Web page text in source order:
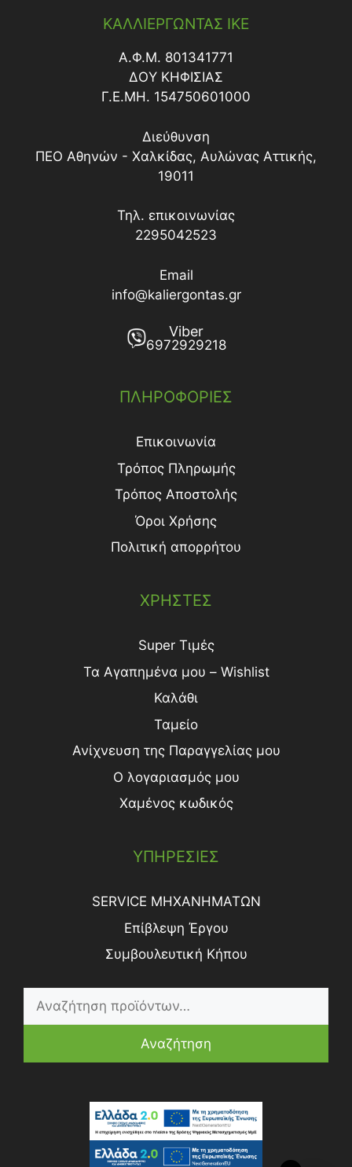
ΚΑΛΛΙΕΡΓΩΝΤΑΣ ΙΚΕ
Α.Φ.Μ. 801341771
ΔΟY ΚΗΦΙΣΙΑΣ
Γ.Ε.ΜΗ. 154750601000
Διεύθυνση
ΠΕΟ Αθηνών - Χαλκίδας, Αυλώνας Αττικής,
19011
Τηλ. επικοινωνίας
2295042523
Email
info@kaliergontas.gr
Viber
6972929218
ΠΛΗΡΟΦΟΡΙΕΣ
Επικοινωνία
Τρόπος Πληρωμής
Τρόπος Aποστολής
Όροι Χρήσης
Πολιτική απορρήτου
ΧΡΗΣΤΕΣ
Super Τιμές
Τα Αγαπημένα μου – Wishlist
Καλάθι
Ταμείο
Ανίχνευση της Παραγγελίας μου
Ο λογαριασμός μου
Χαμένος κωδικός
ΥΠΗΡΕΣΙΕΣ
SERVICE ΜΗΧΑΝΗΜΑΤΩΝ
Επίβλεψη Έργου
Συμβουλευτική Κήπου
Αναζήτηση